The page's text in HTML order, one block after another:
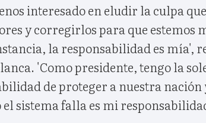
interesado en eludir la culpa
y corregirlos para que estemos
la responsabilidad es mía',
'Como presidente, tengo la
de proteger a nuestra nación
el sistema falla es mi